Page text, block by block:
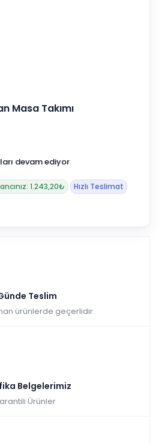
Masa Takımı
devam ediyor
1.243,20₺ Hızlı Teslimat
Teslim
ürünlerde geçerlidir.
Belgelerimiz
Ürünler